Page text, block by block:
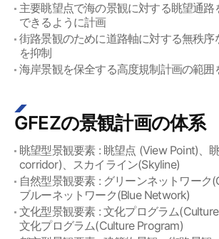
主要眺望点で海の景観に対する眺望通路
できるように計画
街路景観のために道路軸に対する無秩序
を抑制
海岸景観を保全する高度規制計画の範囲
GFEZの景観計画の体系
眺望型景観要素 : 眺望点 (View Point)、
corridor)、スカイライン(Skyline)
自然型景観要素 : グリーンネットワーク
ブルーネットワーク(Blue Network)
文化型景観要素 : 文化プログラム(Culture
文化プログラム(Culture Program)